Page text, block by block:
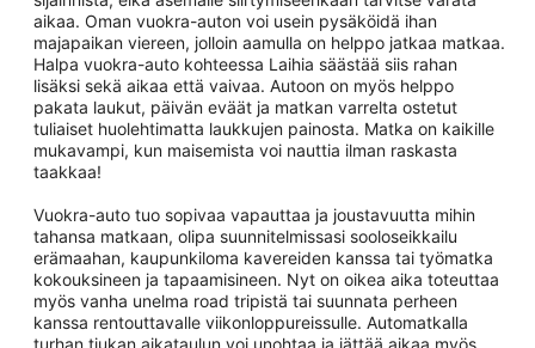
aikaa. Oman vuokra-auton voi usein pysäköidä ihan
majapaikan viereen, jolloin aamulla on helppo jatkaa matkaa.
Halpa vuokra-auto kohteessa Laihia säästää siis rahan
lisäksi sekä aikaa että vaivaa. Autoon on myös helppo
pakata laukut, päivän eväät ja matkan varrelta ostetut
tuliaiset huolehtimatta laukkujen painosta. Matka on kaikille
mukavampi, kun maisemista voi nauttia ilman raskasta
taakkaa!
Vuokra-auto tuo sopivaa vapauttaa ja joustavuutta mihin
tahansa matkaan, olipa suunnitelmissasi sooloseikkailu
erämaahan, kaupunkiloma kavereiden kanssa tai työmatka
kokouksineen ja tapaamisineen. Nyt on oikea aika toteuttaa
myös vanha unelma road tripistä tai suunnata perheen
kanssa rentouttavalle viikonloppureissulle. Automatkalla
turhan tiukan aikataulun voi unohtaa ja jättää aikaa myös